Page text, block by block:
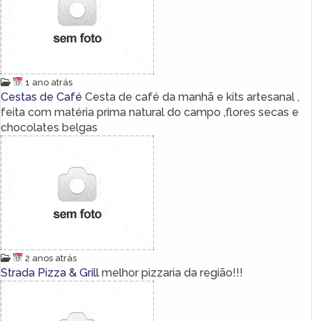
1 ano atrás
Cestas de Café Cesta de café da manhã e kits artesanal ,
feita com matéria prima natural do campo ,flores secas e
chocolates belgas
2 anos atrás
Strada Pizza & Grill melhor pizzaria da região!!!